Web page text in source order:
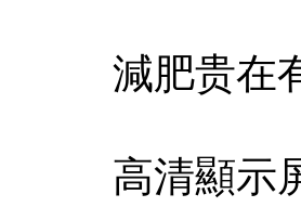
減肥贵在
高清顯示